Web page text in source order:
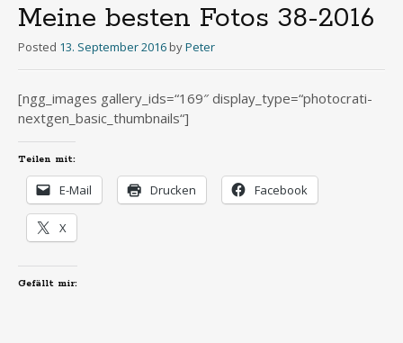
Meine besten Fotos 38-2016
Posted 13. September 2016 byPeter
[ngg_images gallery_ids=“169″ display_type=“photocrati-
nextgen_basic_thumbnails“]
Teilen mit:
E-Mail Drucken Facebook
X
Gefällt mir: